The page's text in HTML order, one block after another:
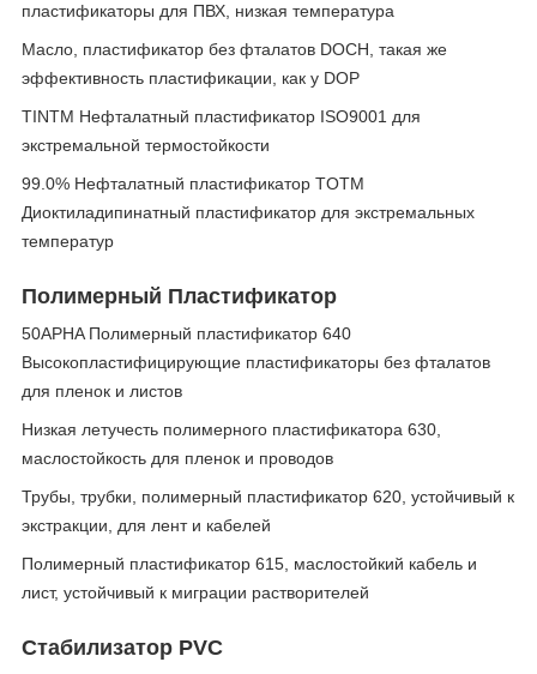
пластификаторы для ПВХ, низкая температура
Масло, пластификатор без фталатов DOCH, такая же
эффективность пластификации, как у DOP
TINTM Нефталатный пластификатор ISO9001 для
экстремальной термостойкости
99.0% Нефталатный пластификатор TOTM
Диоктиладипинатный пластификатор для экстремальных
температур
Полимерный Пластификатор
50APHA Полимерный пластификатор 640
Высокопластифицирующие пластификаторы без фталатов
для пленок и листов
Низкая летучесть полимерного пластификатора 630,
маслостойкость для пленок и проводов
Трубы, трубки, полимерный пластификатор 620, устойчивый к
экстракции, для лент и кабелей
Полимерный пластификатор 615, маслостойкий кабель и
лист, устойчивый к миграции растворителей
Стабилизатор PVC